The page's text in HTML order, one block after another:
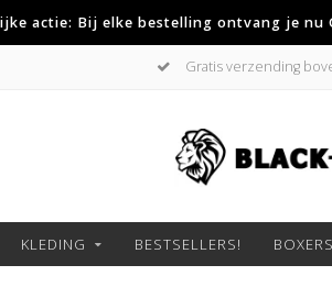
actie: Bij elke bestelling ontvang je nu
Gratis verzending
KLEDING BESTSELLERS!